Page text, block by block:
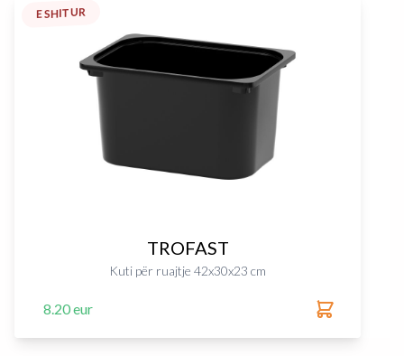
E SHITUR
TROFAST
Kuti për ruajtje 42x30x23 cm
8.20 eur